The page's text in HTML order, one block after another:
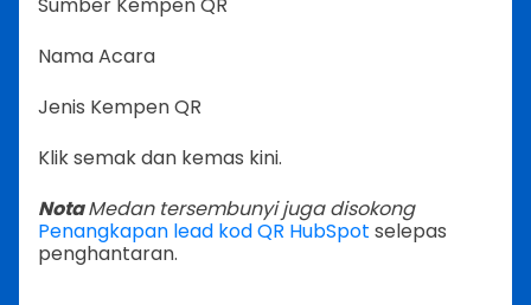
Nama Acara
Jenis Kempen QR
Klik semak dan kemas kini.
NotaMedan tersembunyi juga disokong
Penangkapan lead kod QR HubSpot selepas
penghantaran.